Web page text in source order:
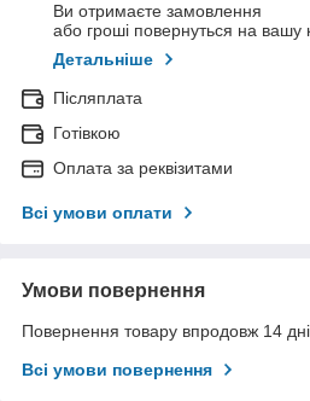
Ви отримаєте замовлення
або гроші повернуться на вашу
Детальніше
Післяплата
Готівкою
Оплата за реквізитами
Всі умови оплати
Умови повернення
Повернення товару впродовж 14
Всі умови повернення